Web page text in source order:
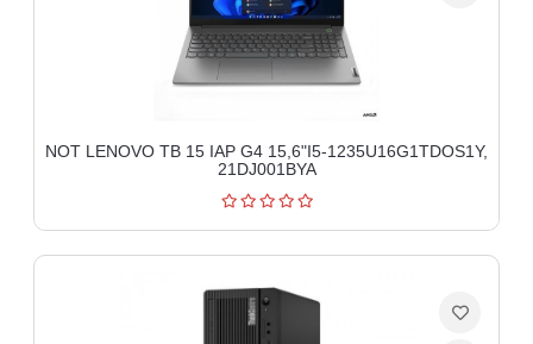
NOT LENOVO TB 15 IAP G4 15,6"I5-1235U16G1TDOS1Y,
21DJ001BYA